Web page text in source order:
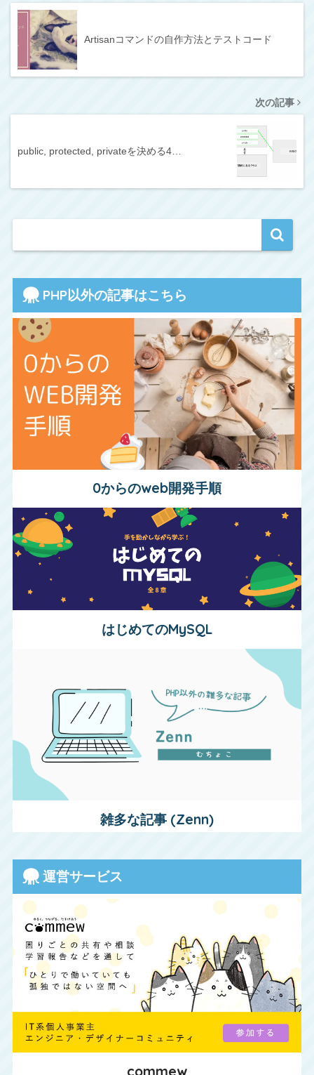
Artisanコマンドの自作方法とテストコード
次の記事
public, protected, privateを決める4…
PHP以外の記事はこちら
0からのweb開発手順
はじめてのMySQL
雑多な記事 (Zenn)
運営サービス
commew